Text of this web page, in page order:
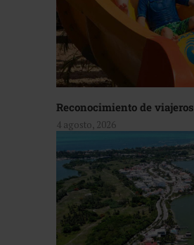
Reconocimiento de viajeros
4 agosto, 2026